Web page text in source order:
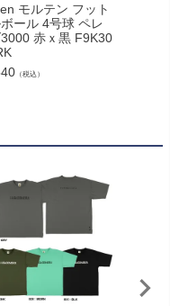
モルテン フット
ール 4号球 ペレ
赤ｘ黒 F9K30
（税込）